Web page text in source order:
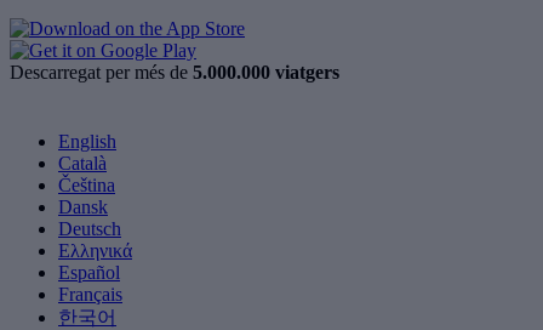
Descarregat per més de 5.000.000 viatgers
English
Català
Čeština
Dansk
Deutsch
Ελληνικά
Español
Français
한국어